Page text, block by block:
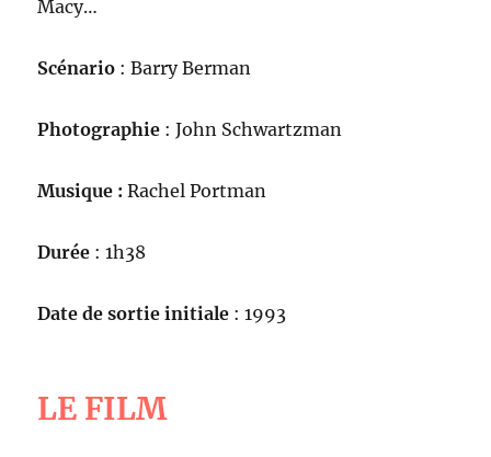
Macy…
Scénario : Barry Berman
Photographie : John Schwartzman
Musique :Rachel Portman
Durée : 1h38
Date de sortie initiale : 1993
LE FILM